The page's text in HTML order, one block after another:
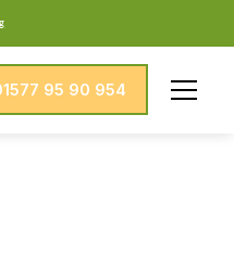
95 90 954